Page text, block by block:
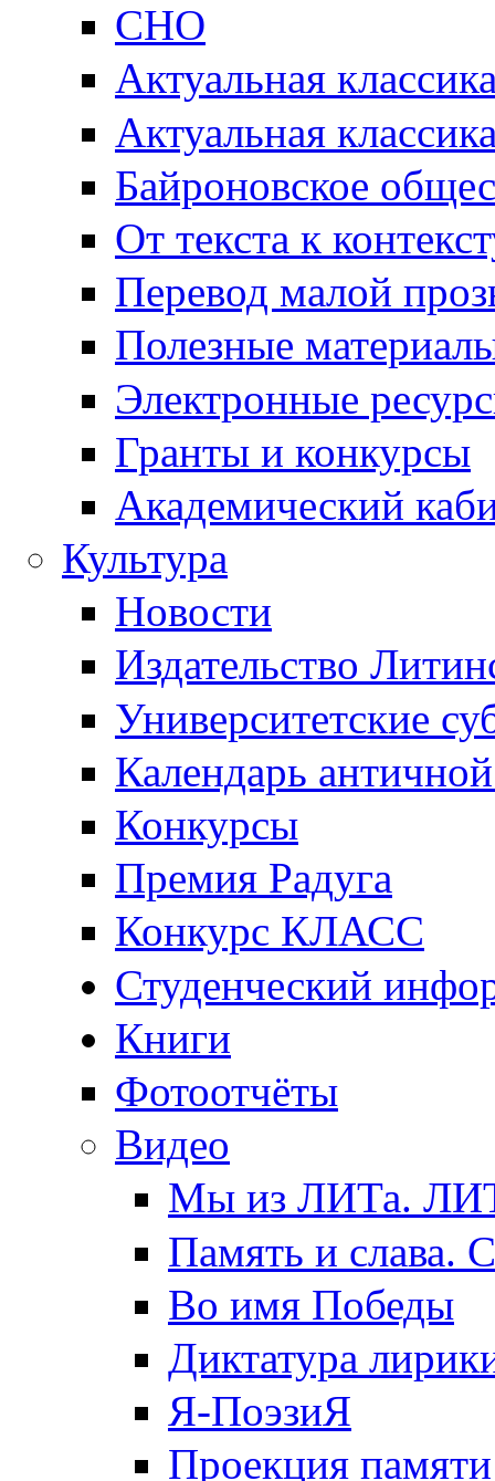
СНО
Актуальная
Актуальная
Байроновское
От текста к
Перевод малой
Полезные
Электронные
Гранты и конкурсы
Академический
Культура
Новости
Издательство
Университетские
Календарь
Конкурсы
Премия Радуга
Конкурс КЛАСС
Студенческий
Книги
Фотоотчёты
Видео
Мы из ЛИТа.
Память и слава.
Во имя Победы
Диктатура
Я-ПоэзиЯ
Проекция памяти